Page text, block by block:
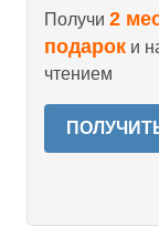
Получи 2
подарок и
чтением